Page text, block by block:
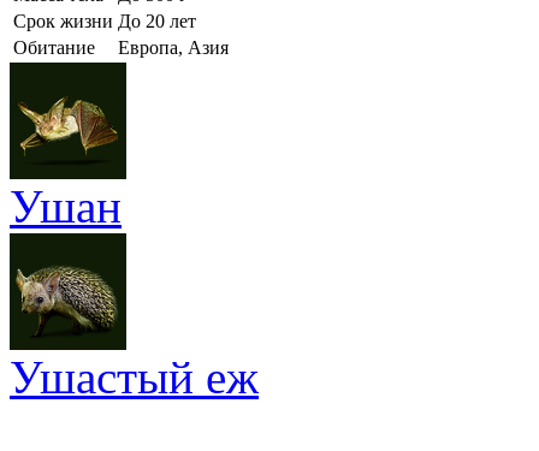
Срок жизни До 20 лет
Обитание
Европа, Азия
Ушан
Ушастый еж